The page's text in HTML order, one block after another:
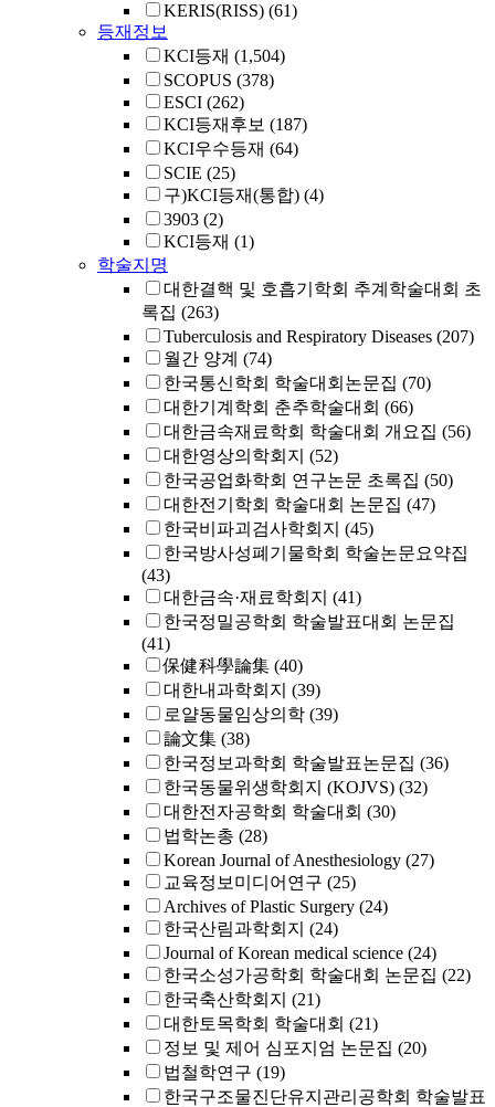
KERIS(RISS) (61)
등재정보
KCI등재 (1,504)
SCOPUS (378)
ESCI (262)
KCI등재후보 (187)
KCI우수등재 (64)
SCIE (25)
구)KCI등재(통합) (4)
3903 (2)
KCI등재 (1)
학술지명
대한결핵 및 호흡기학회 추계학술대회 초
록집 (263)
Tuberculosis and Respiratory Diseases (207)
월간 양계 (74)
한국통신학회 학술대회논문집 (70)
대한기계학회 춘추학술대회 (66)
대한금속재료학회 학술대회 개요집 (56)
대한영상의학회지 (52)
한국공업화학회 연구논문 초록집 (50)
대한전기학회 학술대회 논문집 (47)
한국비파괴검사학회지 (45)
한국방사성폐기물학회 학술논문요약집
(43)
대한금속·재료학회지 (41)
한국정밀공학회 학술발표대회 논문집
(41)
保健科學論集 (40)
대한내과학회지 (39)
로얄동물임상의학 (39)
論文集 (38)
한국정보과학회 학술발표논문집 (36)
한국동물위생학회지 (KOJVS) (32)
대한전자공학회 학술대회 (30)
법학논총 (28)
Korean Journal of Anesthesiology (27)
교육정보미디어연구 (25)
Archives of Plastic Surgery (24)
한국산림과학회지 (24)
Journal of Korean medical science (24)
한국소성가공학회 학술대회 논문집 (22)
한국축산학회지 (21)
대한토목학회 학술대회 (21)
정보 및 제어 심포지엄 논문집 (20)
법철학연구 (19)
한국구조물진단유지관리공학회 학술발표